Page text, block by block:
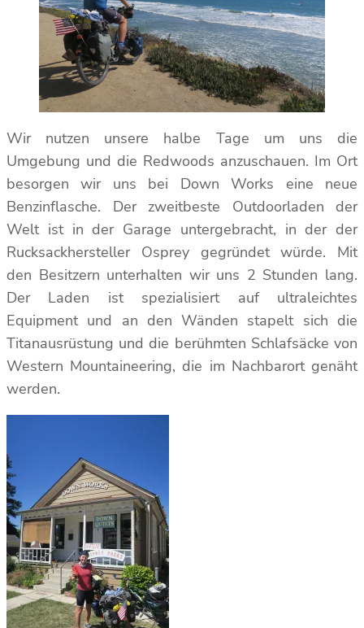
Wir nutzen unsere halbe Tage um uns die
Umgebung und die Redwoods anzuschauen. Im Ort
besorgen wir uns bei Down Works eine neue
Benzinflasche. Der zweitbeste Outdoorladen der
Welt ist in der Garage untergebracht, in der der
Rucksackhersteller Osprey gegründet würde. Mit
den Besitzern unterhalten wir uns 2 Stunden lang.
Der Laden ist spezialisiert auf ultraleichtes
Equipment und an den Wänden stapelt sich die
Titanausrüstung und die berühmten Schlafsäcke von
Western Mountaineering, die im Nachbarort genäht
werden.